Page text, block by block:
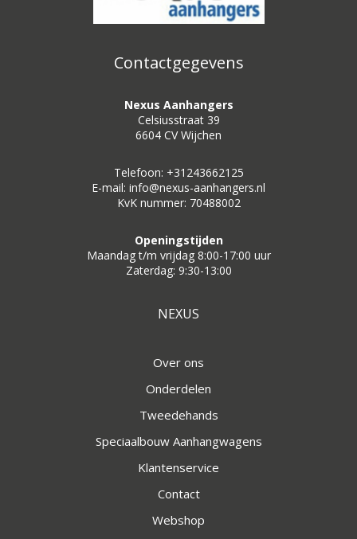
Contactgegevens
Nexus Aanhangers
Celsiusstraat 39
6604 CV Wijchen
Telefoon: +31243662125
E-mail: info@nexus-aanhangers.nl
KvK nummer: 70488002
Openingstijden
Maandag t/m vrijdag 8:00-17:00 uur
Zaterdag: 9:30-13:00
NEXUS
Over ons
Onderdelen
Tweedehands
Speciaalbouw Aanhangwagens
Klantenservice
Contact
Webshop